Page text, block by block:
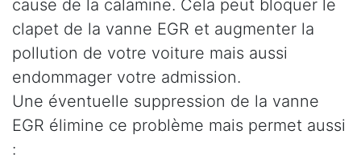
cause de la calamine. Cela peut bloquer le
clapet de la vanne EGR et augmenter la
pollution de votre voiture mais aussi
endommager votre admission.
Une éventuelle suppression de la vanne
EGR élimine ce problème mais permet aussi
: